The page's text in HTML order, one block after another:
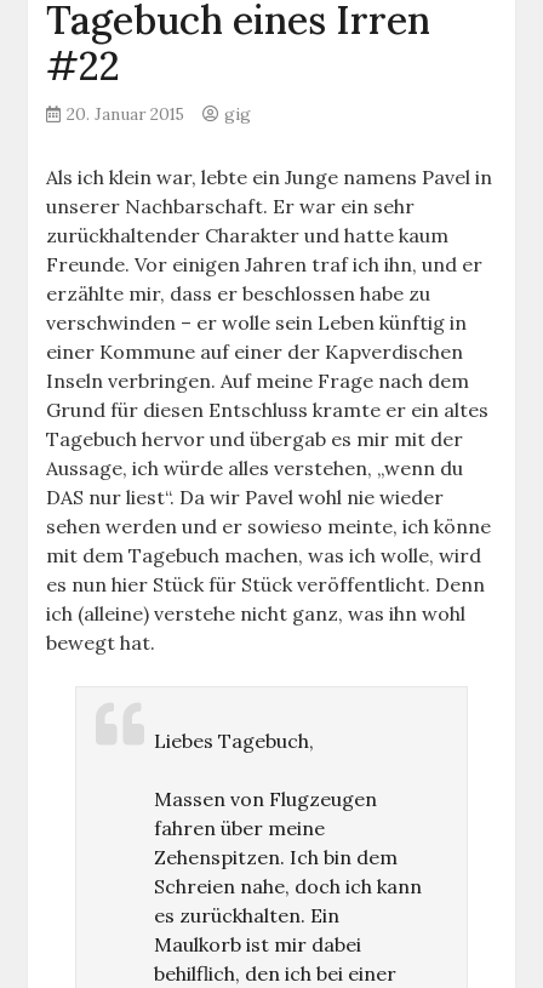
Tagebuch eines Irren
#22
20. Januar 2015 gig
Als ich klein war, lebte ein Junge namens Pavel in
unserer Nachbarschaft. Er war ein sehr
zurückhaltender Charakter und hatte kaum
Freunde. Vor einigen Jahren traf ich ihn, und er
erzählte mir, dass er beschlossen habe zu
verschwinden – er wolle sein Leben künftig in
einer Kommune auf einer der Kapverdischen
Inseln verbringen. Auf meine Frage nach dem
Grund für diesen Entschluss kramte er ein altes
Tagebuch hervor und übergab es mir mit der
Aussage, ich würde alles verstehen, „wenn du
DAS nur liest“. Da wir Pavel wohl nie wieder
sehen werden und er sowieso meinte, ich könne
mit dem Tagebuch machen, was ich wolle, wird
es nun hier Stück für Stück veröffentlicht. Denn
ich (alleine) verstehe nicht ganz, was ihn wohl
bewegt hat.
Liebes Tagebuch,
Massen von Flugzeugen
fahren über meine
Zehenspitzen. Ich bin dem
Schreien nahe, doch ich kann
es zurückhalten. Ein
Maulkorb ist mir dabei
behilflich, den ich bei einer